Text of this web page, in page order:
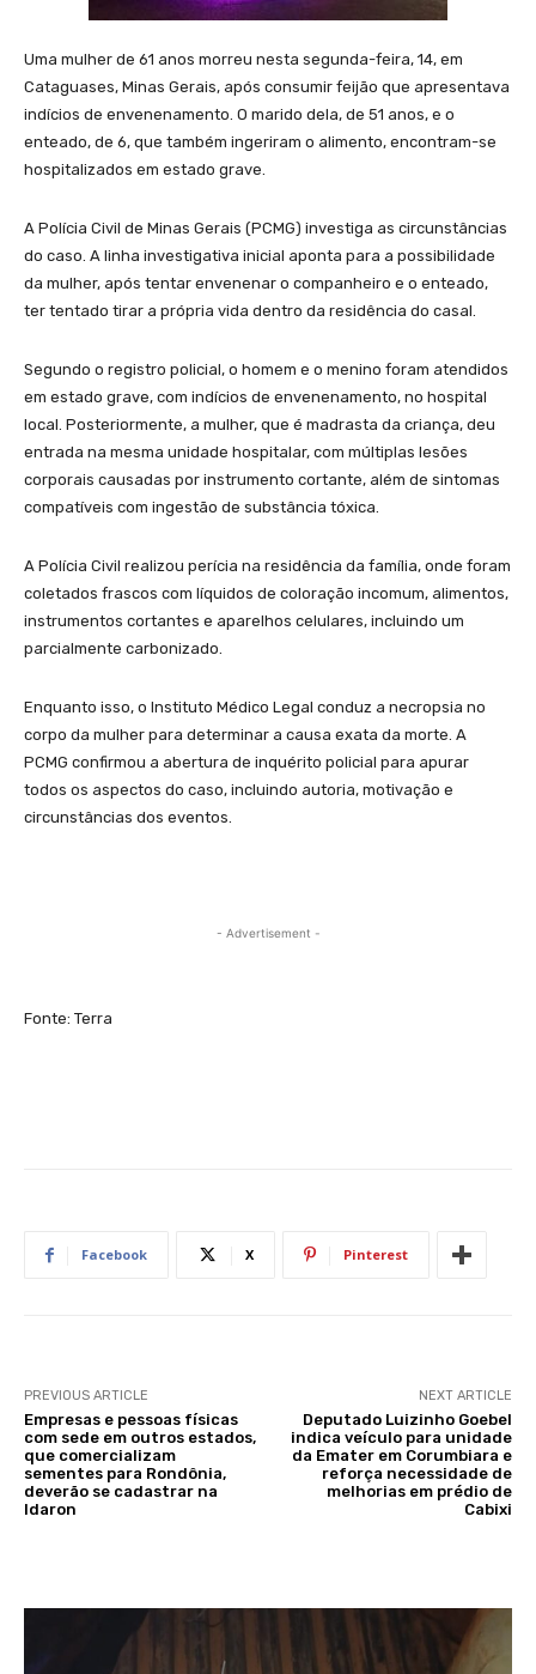
Uma mulher de 61 anos morreu nesta segunda-feira, 14, em
Cataguases, Minas Gerais, após consumir feijão que apresentava
indícios de envenenamento. O marido dela, de 51 anos, e o
enteado, de 6, que também ingeriram o alimento, encontram-se
hospitalizados em estado grave.
A Polícia Civil de Minas Gerais (PCMG) investiga as circunstâncias
do caso. A linha investigativa inicial aponta para a possibilidade
da mulher, após tentar envenenar o companheiro e o enteado,
ter tentado tirar a própria vida dentro da residência do casal.
Segundo o registro policial, o homem e o menino foram atendidos
em estado grave, com indícios de envenenamento, no hospital
local. Posteriormente, a mulher, que é madrasta da criança, deu
entrada na mesma unidade hospitalar, com múltiplas lesões
corporais causadas por instrumento cortante, além de sintomas
compatíveis com ingestão de substância tóxica.
A Polícia Civil realizou perícia na residência da família, onde foram
coletados frascos com líquidos de coloração incomum, alimentos,
instrumentos cortantes e aparelhos celulares, incluindo um
parcialmente carbonizado.
Enquanto isso, o Instituto Médico Legal conduz a necropsia no
corpo da mulher para determinar a causa exata da morte. A
PCMG confirmou a abertura de inquérito policial para apurar
todos os aspectos do caso, incluindo autoria, motivação e
circunstâncias dos eventos.
- Advertisement -
Fonte: Terra
Facebook X Pinterest
PREVIOUS ARTICLE
Empresas e pessoas físicas
com sede em outros estados,
que comercializam
sementes para Rondônia,
deverão se cadastrar na
Idaron
NEXT ARTICLE
Deputado Luizinho Goebel
indica veículo para unidade
da Emater em Corumbiara e
reforça necessidade de
melhorias em prédio de
Cabixi